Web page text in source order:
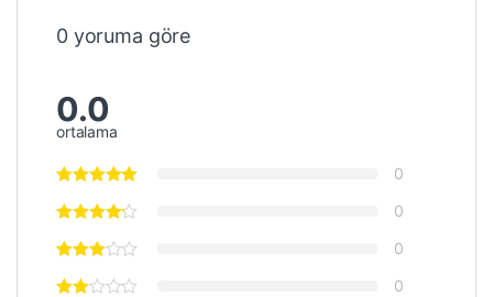
0 yoruma göre
0.0
ortalama
0
0
0
0